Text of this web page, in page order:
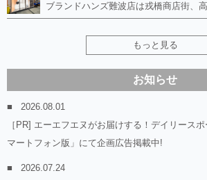
もっと見る
お知らせ
2026.08.01
［PR] エーエフエヌがお届けする！デイリース
マートフォン版」にて企画広告掲載中!
2026.07.24